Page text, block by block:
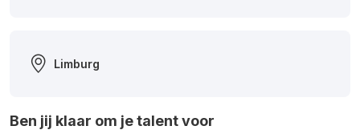
Limburg
Ben jij klaar om je talent voor